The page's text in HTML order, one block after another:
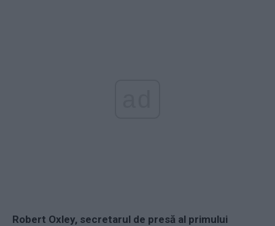
Robert Oxley, secretarul de presă al primului